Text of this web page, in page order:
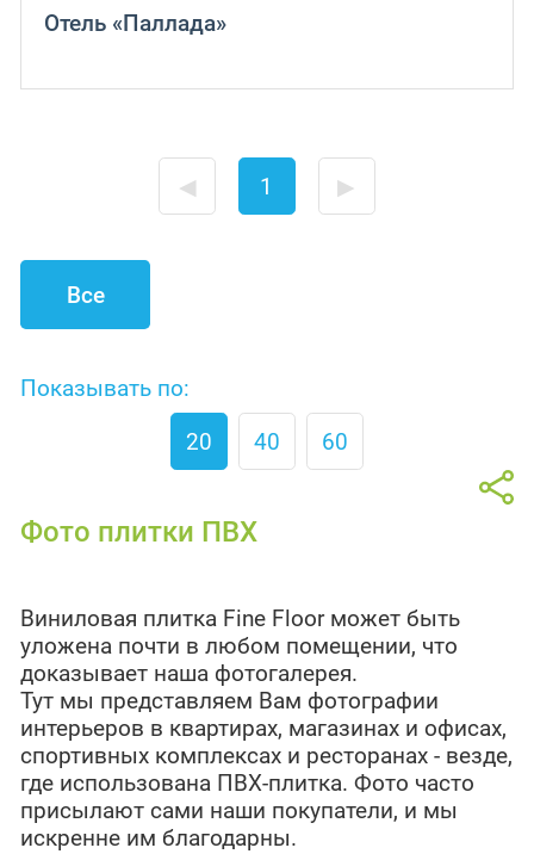
Фото плитки ПВХ
Виниловая плитка Fine Floor может быть
уложена почти в любом помещении, что
доказывает наша фотогалерея.
Тут мы представляем Вам фотографии
интерьеров в квартирах, магазинах и офисах,
спортивных комплексах и ресторанах - везде,
где использована ПВХ-плитка. Фото часто
присылают сами наши покупатели, и мы
искренне им благодарны.
Отель «Паллада»
◀ 1 ▶
Все
Показывать по:
20
40 60